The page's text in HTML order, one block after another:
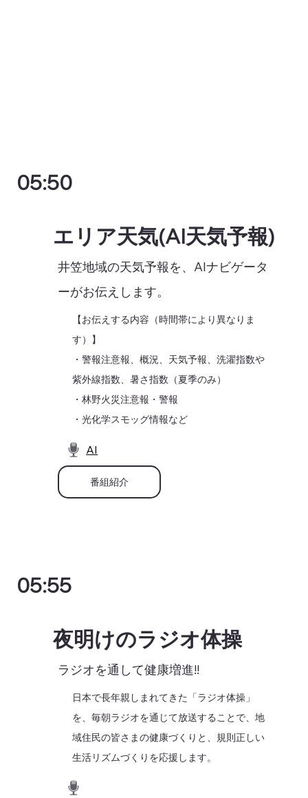
05:50
エリア天気(AI天気予報)
井笠地域の天気予報を、AIナビゲータ
ーがお伝えします。
【お伝えする内容（時間帯により異なりま
す）】
・警報注意報、概況、天気予報、洗濯指数や
紫外線指数、暑さ指数（夏季のみ）
・林野火災注意報・警報
・光化学スモッグ情報など
AI
番組紹介
05:55
夜明けのラジオ体操
ラジオを通して健康増進!!
日本で長年親しまれてきた「ラジオ体操」
を、毎朝ラジオを通じて放送することで、地
域住民の皆さまの健康づくりと、規則正しい
生活リズムづくりを応援します。